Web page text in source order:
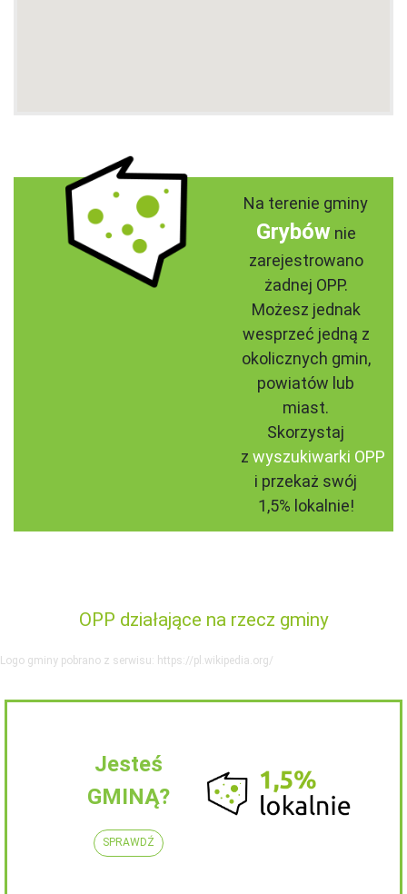
Na terenie gminy
Grybównie
zarejestrowano
żadnej OPP.
Możesz jednak
wesprzeć jedną z
okolicznych gmin,
powiatów lub
miast.
Skorzystaj
z wyszukiwarki OPP
i przekaż swój
1,5% lokalnie!
OPP działające na rzecz gminy
Logo gminy pobrano z serwisu: https://pl.wikipedia.org/
Jesteś
GMINĄ?
SPRAWDŹ